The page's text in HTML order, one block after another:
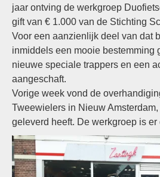
jaar ontving de werkgroep
gift van € 1.000 van de Stichting
Voor een aanzienlijk deel van dat
inmiddels een mooie bestemming
nieuwe speciale trappers en een
aangeschaft.
Vorige week vond de
Tweewielers in Nieuw
geleverd heeft. De werkgroep is er